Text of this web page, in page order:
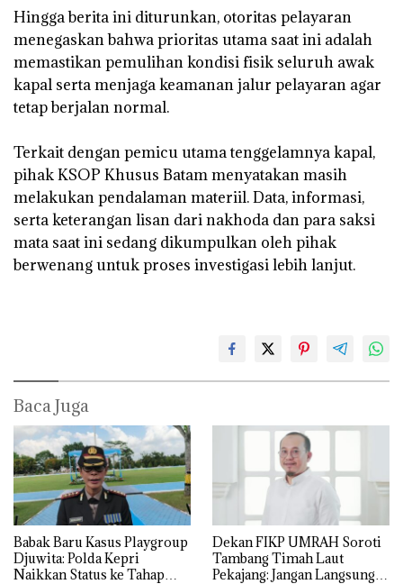
‎Hingga berita ini diturunkan, otoritas pelayaran
menegaskan bahwa prioritas utama saat ini adalah
memastikan pemulihan kondisi fisik seluruh awak
kapal serta menjaga keamanan jalur pelayaran agar
tetap berjalan normal.
‎Terkait dengan pemicu utama tenggelamnya kapal,
pihak KSOP Khusus Batam menyatakan masih
melakukan pendalaman materiil. Data, informasi,
serta keterangan lisan dari nakhoda dan para saksi
mata saat ini sedang dikumpulkan oleh pihak
berwenang untuk proses investigasi lebih lanjut.
Baca Juga
Babak Baru Kasus Playgroup
Djuwita: Polda Kepri
Naikkan Status ke Tahap
Dekan FIKP UMRAH Soroti
Tambang Timah Laut
Pekajang: Jangan Langsung